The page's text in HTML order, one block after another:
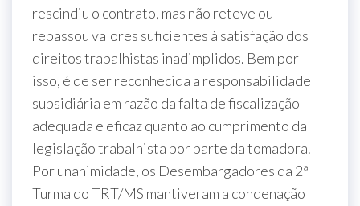
rescindiu o contrato, mas não reteve ou
repassou valores suficientes à satisfação dos
direitos trabalhistas inadimplidos. Bem por
isso, é de ser reconhecida a responsabilidade
subsidiária em razão da falta de fiscalização
adequada e eficaz quanto ao cumprimento da
legislação trabalhista por parte da tomadora.
Por unanimidade, os Desembargadores da 2ª
Turma do TRT/MS mantiveram a condenação